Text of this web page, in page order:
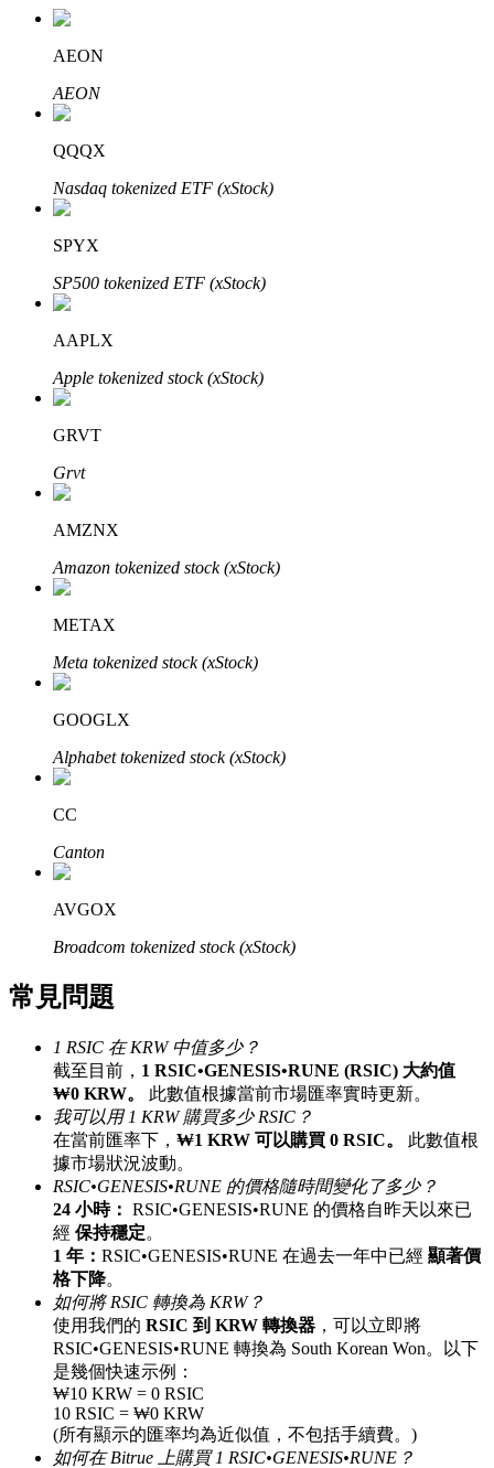
定投理财
享受活期理財及長期收益
學習理財
了解如何賺取穩定收入
Bitrue AI
合夥人計劃
邀请好友
邀請朋友獲得現金獎勵
充值CASHCAT & 赢取
AEON
AEON
QQQX
Nasdaq tokenized ETF (xStock)
SPYX
SP500 tokenized ETF (xStock)
AAPLX
Apple tokenized stock (xStock)
GRVT
Grvt
AMZNX
Amazon tokenized stock (xStock)
METAX
Meta tokenized stock (xStock)
GOOGLX
Alphabet tokenized stock (xStock)
CC
Canton
AVGOX
Broadcom tokenized stock (xStock)
常見問題
1 RSIC 在 KRW 中值多少？
截至目前， 1 RSIC•GENESIS•RUNE (RSIC) 大約值
₩0 KRW。
此數值根據當前市場匯率實時更新。
我可以用 1 KRW 購買多少 RSIC？
在當前匯率下， ₩1 KRW 可以購買 0 RSIC。
此數值根
據市場狀況波動。
RSIC•GENESIS•RUNE 的價格隨時間變化了多少？
24 小時： RSIC•GENESIS•RUNE 的價格自昨天以來已
經 保持穩定。
1 年： RSIC•GENESIS•RUNE 在過去一年中已經 顯著價
格下降。
如何將 RSIC 轉換為 KRW？
使用我們的 RSIC 到 KRW 轉換器 ，可以立即將
RSIC•GENESIS•RUNE 轉換為 South Korean Won。以下
是幾個快速示例：
₩10 KRW = 0 RSIC
10 RSIC = ₩0 KRW
(所有顯示的匯率均為近似值，不包括手續費。)
如何在 Bitrue 上購買 1 RSIC•GENESIS•RUNE？